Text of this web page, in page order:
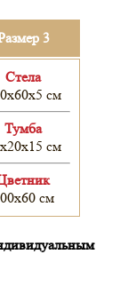
3
Cтела
см
Тумба
см
см